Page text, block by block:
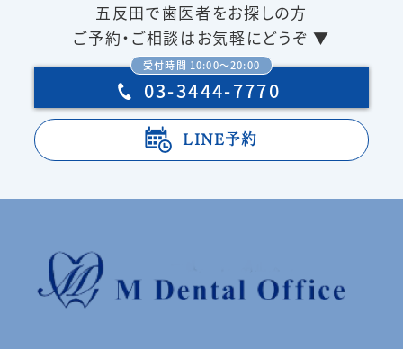
五反田で歯医者をお探しの方
ご予約・ご相談はお気軽にどうぞ ▼
受付時間 10:00〜20:00
03-3444-7770
LINE予約